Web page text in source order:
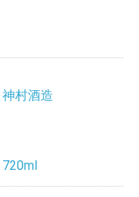
神村酒造
720ml